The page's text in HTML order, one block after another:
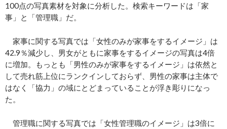
100点の写真素材を対象に分析した。検索キーワードは「家
事」と「管理職」だ。
家事に関する写真では「女性のみが家事をするイメージ」は
42.9％減少し、男女がともに家事をするイメージの写真は4倍
に増加。もっとも「男性のみが家事をするイメージ」は依然と
して売れ筋上位にランクインしておらず、男性の家事は主体で
はなく「協力」の域にとどまっていることが浮き彫りになっ
た。
管理職に関する写真では「女性管理職のイメージ」は3倍に